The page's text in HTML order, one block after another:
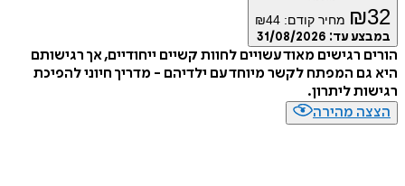
₪ מחיר קודם: ₪44
עד:31/08/2026
רגישים מאוד עשויים לחוות קשיים ייחודיים, אך רגישותם
המפתח לקשר מיוחד עם ילדיהם - מדריך חיוני להפיכת
ליתרון.
מהירה